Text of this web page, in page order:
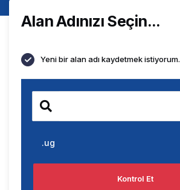
Alan Adınızı Seçin...
Yeni bir alan adı kaydetmek istiyorum.
Kontrol Et